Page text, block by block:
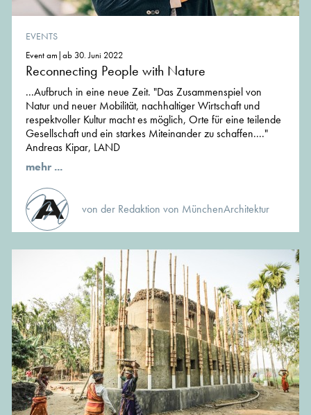
EVENTS
Event am|ab 30. Juni 2022
Reconnecting People with Nature
...Aufbruch in eine neue Zeit. "Das Zusammenspiel von
Natur und neuer Mobilität, nachhaltiger Wirtschaft und
respektvoller Kultur macht es möglich, Orte für eine teilende
Gesellschaft und ein starkes Miteinander zu schaffen...."
Andreas Kipar, LAND
mehr ...
von der Redaktion von MünchenArchitektur